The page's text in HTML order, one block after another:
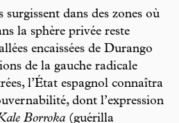
surgissent dans des zones où
la sphère privée reste
encaissées de Durango
de la gauche radicale
l’État espagnol connaîtra
dont l’expression
Borroka (guérilla